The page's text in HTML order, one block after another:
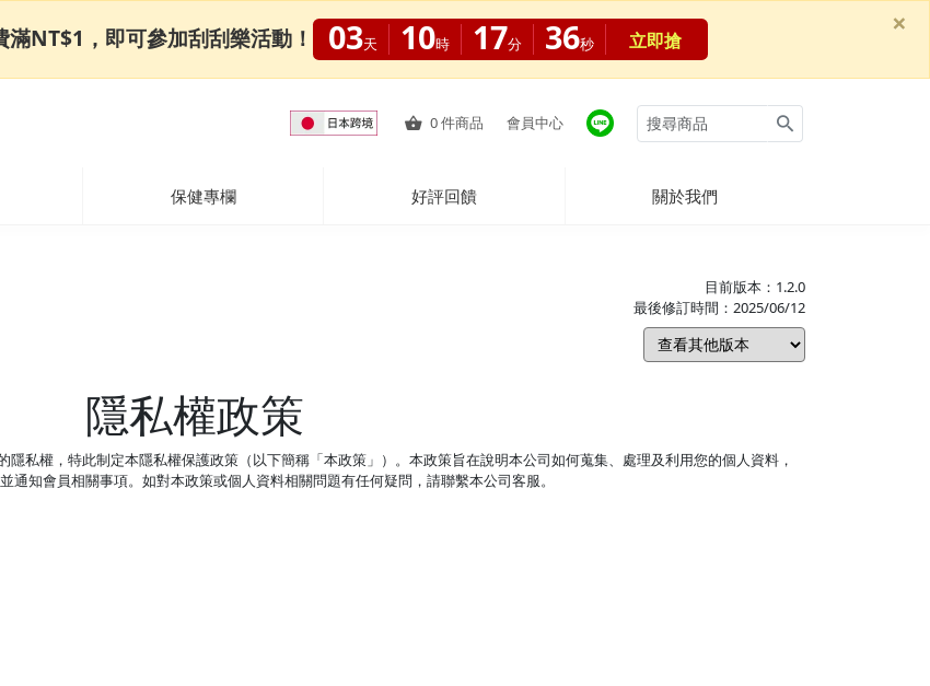
0件商品 會員中心
保健專欄 好評回饋 關於我們
目前版本：1.2.0
最後修訂時間：2025/06/12
隱私權政策
隱私權，特此制定本隱私權保護政策（以下簡稱「本政策」）。本政策旨在說明本公司如何蒐集、處理及利用您的個人資料，
知會員相關事項。如對本政策或個人資料相關問題有任何疑問，請聯繫本公司客服。
NT$1，即可參加刮刮樂活動！ 03天 10時 17分 35秒 立即搶
×